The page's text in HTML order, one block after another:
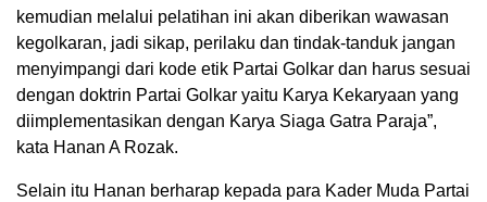
kemudian melalui pelatihan ini akan diberikan wawasan
kegolkaran, jadi sikap, perilaku dan tindak-tanduk jangan
menyimpangi dari kode etik Partai Golkar dan harus sesuai
dengan doktrin Partai Golkar yaitu Karya Kekaryaan yang
diimplementasikan dengan Karya Siaga Gatra Paraja”,
kata Hanan A Rozak.
Selain itu Hanan berharap kepada para Kader Muda Partai